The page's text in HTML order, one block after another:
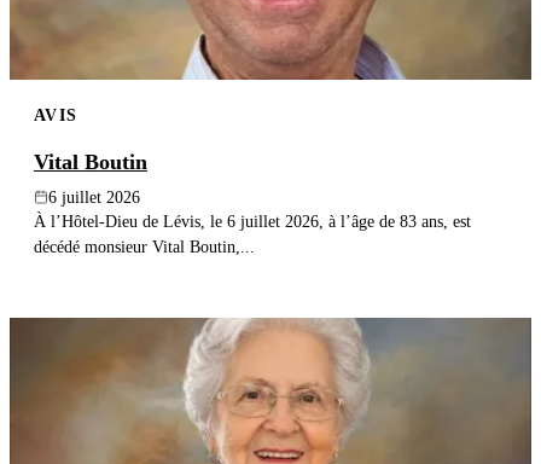
AVIS
Vital Boutin
6 juillet 2026
À l’Hôtel-Dieu de Lévis, le 6 juillet 2026, à l’âge de 83 ans, est
décédé monsieur Vital Boutin,...